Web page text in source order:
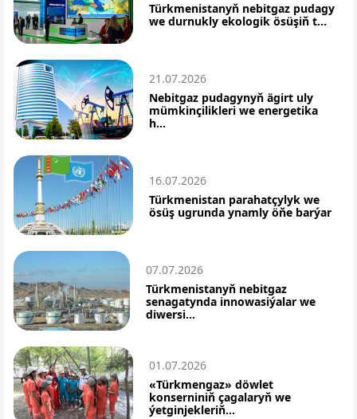
Türkmenistanyň nebitgaz pudagy
we durnukly ekologik ösüşiň t...
21.07.2026
Nebitgaz pudagynyň ägirt uly
mümkinçilikleri we energetika
h...
16.07.2026
Türkmenistan parahatçylyk we
ösüş ugrunda ynamly öňe barýar
07.07.2026
Türkmenistanyň nebitgaz
senagatynda innowasiýalar we
diwersi...
01.07.2026
«Türkmengaz» döwlet
konserniniň çagalaryň we
ýetginjekleriň...